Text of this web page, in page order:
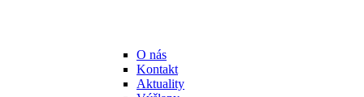
O nás
Kontakt
Aktuality